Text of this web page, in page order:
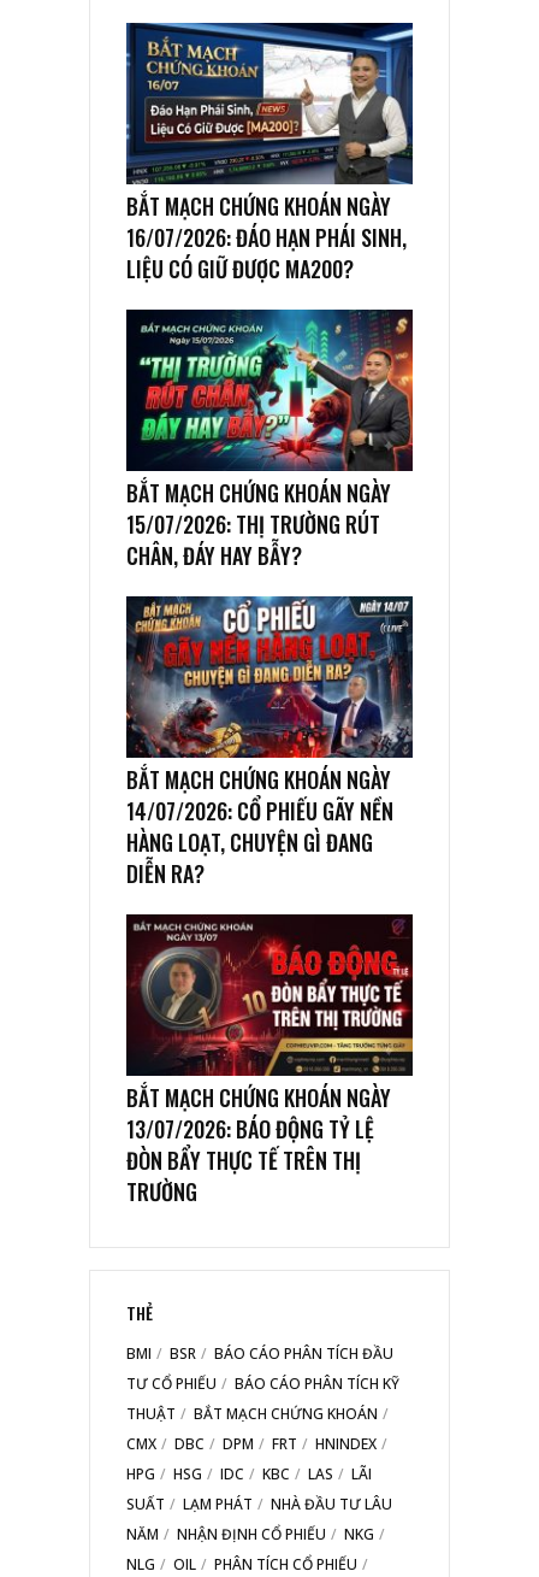
BẮT MẠCH CHỨNG KHOÁN NGÀY
16/07/2026: ĐÁO HẠN PHÁI SINH,
LIỆU CÓ GIỮ ĐƯỢC MA200?
BẮT MẠCH CHỨNG KHOÁN NGÀY
15/07/2026: THỊ TRƯỜNG RÚT
CHÂN, ĐÁY HAY BẪY?
BẮT MẠCH CHỨNG KHOÁN NGÀY
14/07/2026: CỔ PHIẾU GÃY NỀN
HÀNG LOẠT, CHUYỆN GÌ ĐANG
DIỄN RA?
BẮT MẠCH CHỨNG KHOÁN NGÀY
13/07/2026: BÁO ĐỘNG TỶ LỆ
ĐÒN BẨY THỰC TẾ TRÊN THỊ
TRƯỜNG
THẺ
BMI BSR
BÁO CÁO PHÂN TÍCH ĐẦU
TƯ CỔ PHIẾU
BÁO CÁO PHÂN TÍCH KỸ
THUẬT
BẮT MẠCH CHỨNG KHOÁN
CMX
DBC DPM FRT
HNINDEX
HPG
HSG IDC KBC LAS
LÃI
SUẤT
LẠM PHÁT
NHÀ ĐẦU TƯ LÂU
NĂM
NHẬN ĐỊNH CỔ PHIẾU
NKG
NLG
OIL PHÂN TÍCH CỔ PHIẾU